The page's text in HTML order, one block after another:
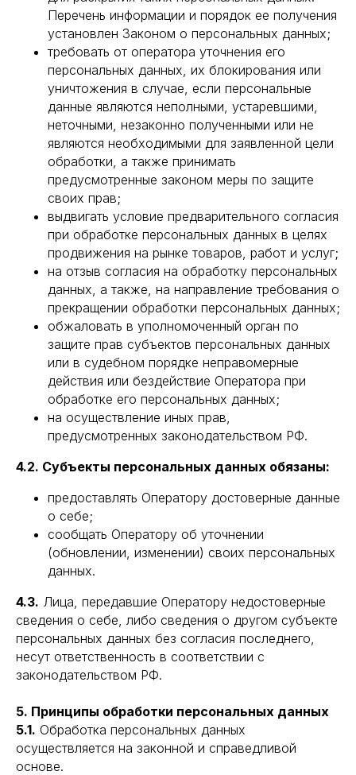
Перечень информации и порядок ее получения
установлен Законом о персональных данных;
требовать от оператора уточнения его
персональных данных, их блокирования или
уничтожения в случае, если персональные
данные являются неполными, устаревшими,
неточными, незаконно полученными или не
являются необходимыми для заявленной цели
обработки, а также принимать
предусмотренные законом меры по защите
своих прав;
выдвигать условие предварительного согласия
при обработке персональных данных в целях
продвижения на рынке товаров, работ и услуг;
на отзыв согласия на обработку персональных
данных, а также, на направление требования о
прекращении обработки персональных данных;
обжаловать в уполномоченный орган по
защите прав субъектов персональных данных
или в судебном порядке неправомерные
действия или бездействие Оператора при
обработке его персональных данных;
на осуществление иных прав,
предусмотренных законодательством РФ.
4.2. Субъекты персональных данных обязаны:
предоставлять Оператору достоверные данные
о себе;
сообщать Оператору об уточнении
(обновлении, изменении) своих персональных
данных.
4.3. Лица, передавшие Оператору недостоверные
сведения о себе, либо сведения о другом субъекте
персональных данных без согласия последнего,
несут ответственность в соответствии с
законодательством РФ.
5. Принципы обработки персональных данных
5.1. Обработка персональных данных
осуществляется на законной и справедливой
основе.